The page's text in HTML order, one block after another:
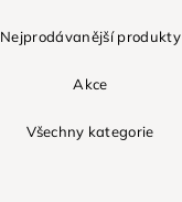
Nejprodávanější produkty
Akce
Všechny kategorie